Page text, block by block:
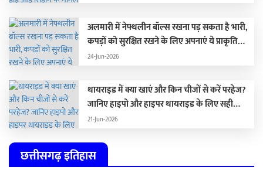
अलमारी में नेफ्थलीन बॉल्स रखना पड़ सकता है भारी,
कपड़ों को सुरक्षित रखने के लिए अपनाएं ये प्राकृतिक
विकल्प …
24-Jun-2026
थायराइड में क्या खाएं और किन चीजों से करें परहेज?
जानिए हाइपो और हाइपर थायराइड के लिए सही
डाइट
21-Jun-2026
छत्तीसगढ़ इतिहास